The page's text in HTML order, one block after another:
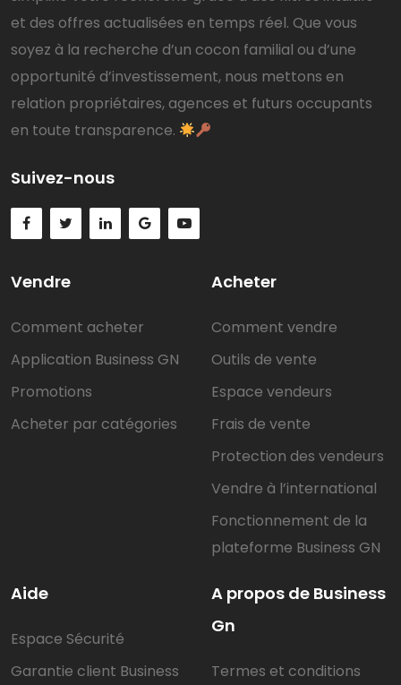
et des offres actualisées en temps réel. Que vous
soyez à la recherche d’un cocon familial ou d’une
opportunité d’investissement, nous mettons en
relation propriétaires, agences et futurs occupants
en toute transparence.
Suivez-nous
Vendre
Comment acheter
Application Business GN
Promotions
Acheter par catégories
Acheter
Comment vendre
Outils de vente
Espace vendeurs
Frais de vente
Protection des vendeurs
Vendre à l’international
Fonctionnement de la
plateforme Business GN
Aide
Espace Sécurité
Garantie client Business
A propos de Business
Gn
Termes et conditions